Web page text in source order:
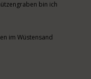
bin ich
im Wüstensand